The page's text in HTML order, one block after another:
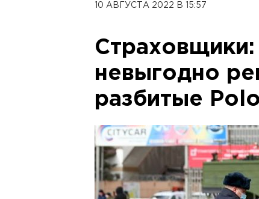
10 АВГУСТА 2022 В 15:57
Страховщики:
невыгодно
разбитые